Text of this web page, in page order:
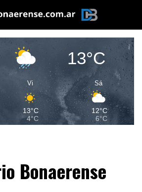
13°C
Vi
13°C
4°C
Sá
12°C
6°C
Bonaerense